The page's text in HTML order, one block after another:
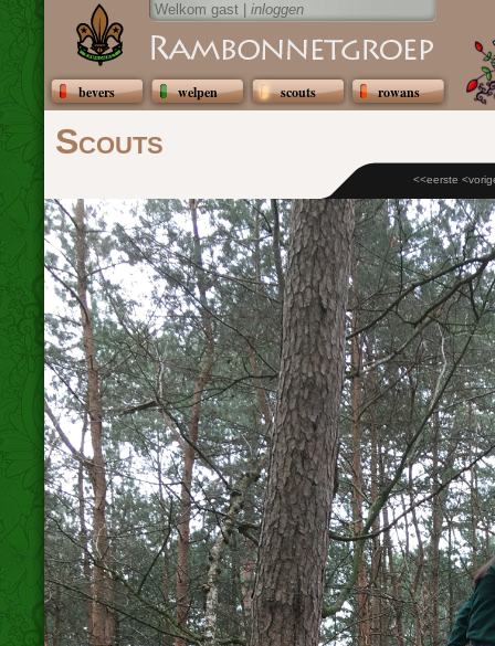
Welkom gast | inloggen
bevers welpen scouts rowans
Scouts
<<eerste